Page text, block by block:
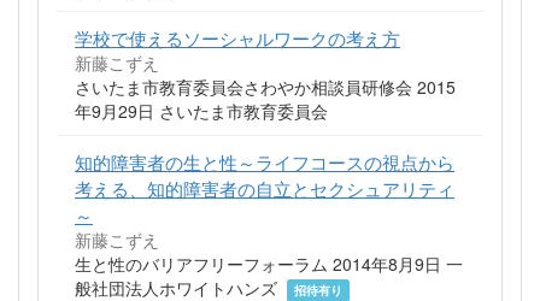
学校で使えるソーシャルワークの考え方
新藤こずえ
さいたま市教育委員会さわやか相談員研修会 2015
年9月29日 さいたま市教育委員会
知的障害者の生と性～ライフコースの視点から
考える、知的障害者の自立とセクシュアリティ
～
新藤こずえ
生と性のバリアフリーフォーラム 2014年8月9日 一
般社団法人ホワイトハンズ
招待有り